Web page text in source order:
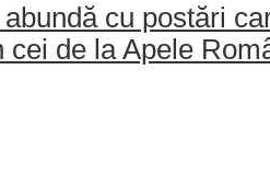
cu postări
de la Apele